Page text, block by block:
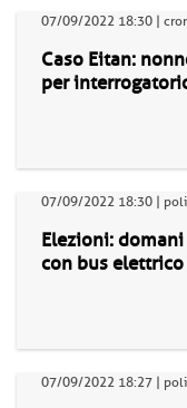
07/09/2022 18:30 |
Caso Eitan:
per
07/09/2022 18:30 |
Elezioni:
con bus elettrico
07/09/2022 18:27 |